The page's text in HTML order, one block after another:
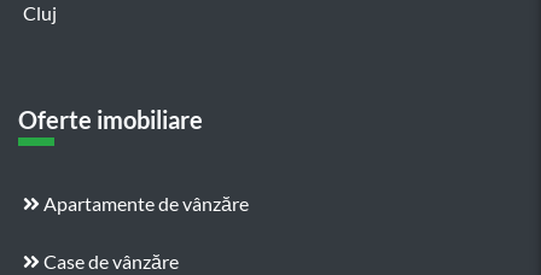
Cluj
Oferte imobiliare
Apartamente de vânzăre
Case de vânzăre